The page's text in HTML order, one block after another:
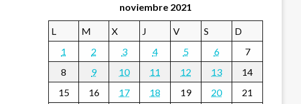
noviembre 2021
L M X J V S
D
1
2 3 4 5 6
7
8
9 10 11 12 13
14
15
16 17 18 19 20
21